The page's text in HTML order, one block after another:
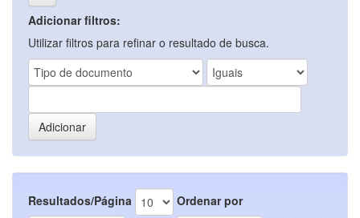
Adicionar filtros:
Utilizar filtros para refinar o resultado de busca.
Resultados/Página
Ordenar por